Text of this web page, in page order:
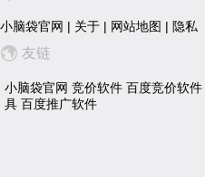
小脑袋官网 | 关于 | 网站地图 | 隐私
友链
小脑袋官网 竞价软件 百度竞价软件
具 百度推广软件